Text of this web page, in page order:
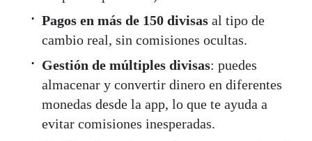
Pagos en más de 150 divisas al tipo de
cambio real, sin comisiones ocultas.
Gestión de múltiples divisas: puedes
almacenar y convertir dinero en diferentes
monedas desde la app, lo que te ayuda a
evitar comisiones inesperadas.